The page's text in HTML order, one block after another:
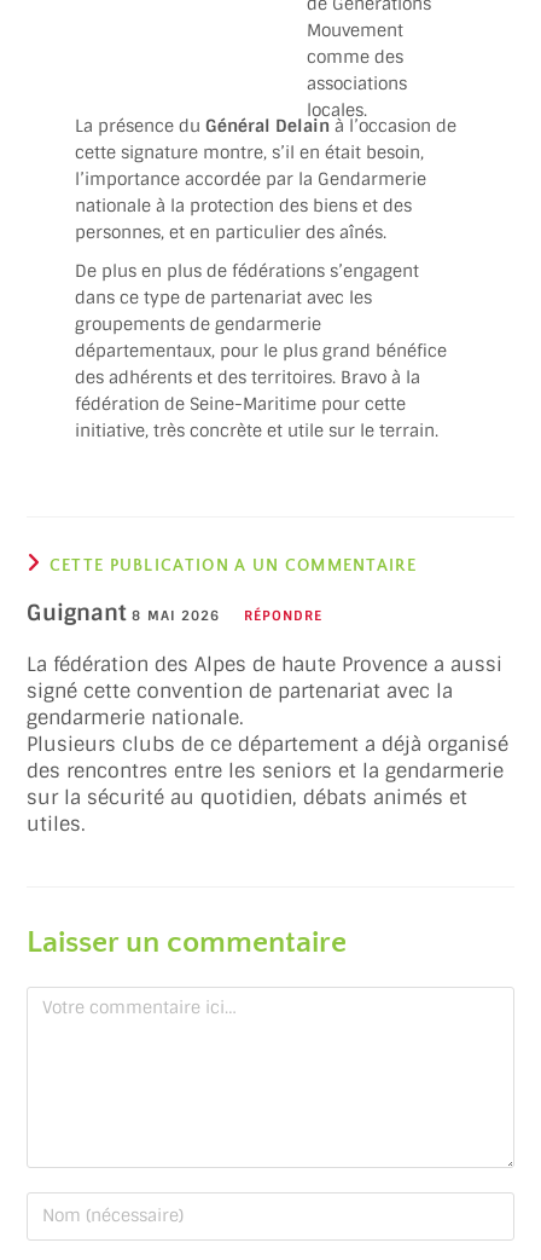
Mouvement
comme des
associations
locales.
La présence duGénéral Delain à l’occasion de
cette signature montre, s’il en était besoin,
l’importance accordée par la Gendarmerie
nationale à la protection des biens et des
personnes, et en particulier des aînés.
De plus en plus de fédérations s’engagent
dans ce type de partenariat avec les
groupements de gendarmerie
départementaux, pour le plus grand bénéfice
des adhérents et des territoires. Bravo à la
fédération de Seine-Maritime pour cette
initiative, très concrète et utile sur le terrain.
CETTE PUBLICATION A UN COMMENTAIRE
Guignant8 MAI 2026 RÉPONDRE
La fédération des Alpes de haute Provence a aussi
signé cette convention de partenariat avec la
gendarmerie nationale.
Plusieurs clubs de ce département a déjà organisé
des rencontres entre les seniors et la gendarmerie
sur la sécurité au quotidien, débats animés et
utiles.
Laisser un commentaire